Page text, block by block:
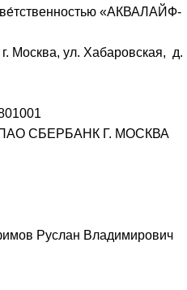
«АКВАЛАЙФ-
Москва, ул. Хабаровская, д.
СБЕРБАНК Г. МОСКВА
Руслан Владимирович